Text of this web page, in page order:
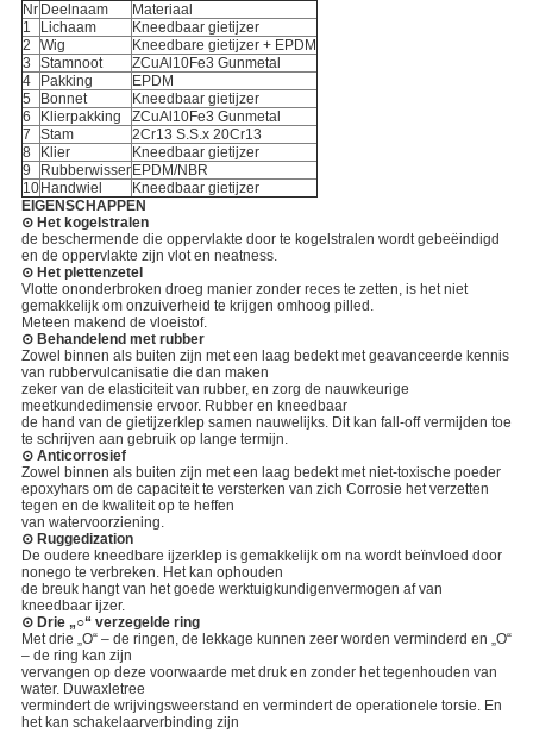
Nr Deelnaam
Materiaal
1
Lichaam
Kneedbaar gietijzer
2
Wig
Kneedbare gietijzer + EPDM
3
Stamnoot
ZCuAl10Fe3 Gunmetal
4
Pakking
EPDM
5
Bonnet
Kneedbaar gietijzer
6
Klierpakking
ZCuAl10Fe3 Gunmetal
7
Stam
2Cr13 S.S.x 20Cr13
8
Klier
Kneedbaar gietijzer
9
Rubberwisser EPDM/NBR
10 Handwiel
Kneedbaar gietijzer
EIGENSCHAPPEN
⊙ Het kogelstralen
de beschermende die oppervlakte door te kogelstralen wordt gebeëindigd
en de oppervlakte zijn vlot en neatness.
⊙ Het plettenzetel
Vlotte ononderbroken droeg manier zonder reces te zetten, is het niet
gemakkelijk om onzuiverheid te krijgen omhoog pilled.
Meteen makend de vloeistof.
⊙ Behandelend met rubber
Zowel binnen als buiten zijn met een laag bedekt met geavanceerde kennis
van rubbervulcanisatie die dan maken
zeker van de elasticiteit van rubber, en zorg de nauwkeurige
meetkundedimensie ervoor. Rubber en kneedbaar
de hand van de gietijzerklep samen nauwelijks. Dit kan fall-off vermijden toe
te schrijven aan gebruik op lange termijn.
⊙ Anticorrosief
Zowel binnen als buiten zijn met een laag bedekt met niet-toxische poeder
epoxyhars om de capaciteit te versterken van zich Corrosie het verzetten
tegen en de kwaliteit op te heffen
van watervoorziening.
⊙ Ruggedization
De oudere kneedbare ijzerklep is gemakkelijk om na wordt beïnvloed door
nonego te verbreken. Het kan ophouden
de breuk hangt van het goede werktuigkundigenvermogen af van
kneedbaar ijzer.
⊙ Drie „○“ verzegelde ring
Met drie „O“ – de ringen, de lekkage kunnen zeer worden verminderd en „O“
– de ring kan zijn
vervangen op deze voorwaarde met druk en zonder het tegenhouden van
water. Duwaxletree
vermindert de wrijvingsweerstand en vermindert de operationele torsie. En
het kan schakelaarverbinding zijn